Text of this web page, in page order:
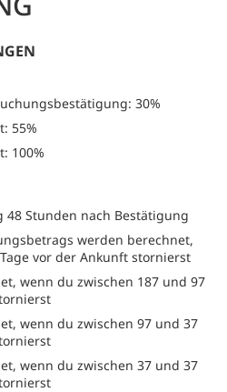
30%
55%
100%
48 Stunden nach Bestätigung
werden berechnet,
vor der Ankunft stornierst
wenn du zwischen 187 und 97
wenn du zwischen 97 und 37
wenn du zwischen 37 und 37